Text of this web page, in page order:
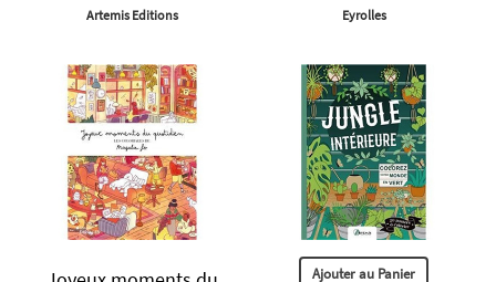
Artemis Editions Eyrolles
Ajouter au Panier